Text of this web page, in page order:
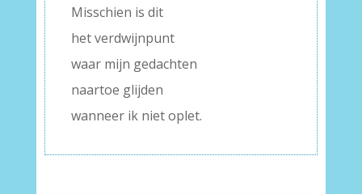
Misschien is dit
het verdwijnpunt
waar mijn gedachten
naartoe glijden
wanneer ik niet oplet.